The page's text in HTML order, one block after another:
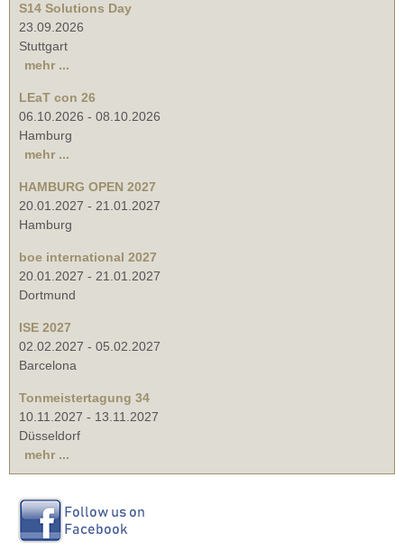
S14 Solutions Day
23.09.2026
Stuttgart
mehr ...
LEaT con 26
06.10.2026 - 08.10.2026
Hamburg
mehr ...
HAMBURG OPEN 2027
20.01.2027 - 21.01.2027
Hamburg
boe international 2027
20.01.2027 - 21.01.2027
Dortmund
ISE 2027
02.02.2027 - 05.02.2027
Barcelona
Tonmeistertagung 34
10.11.2027 - 13.11.2027
Düsseldorf
mehr ...